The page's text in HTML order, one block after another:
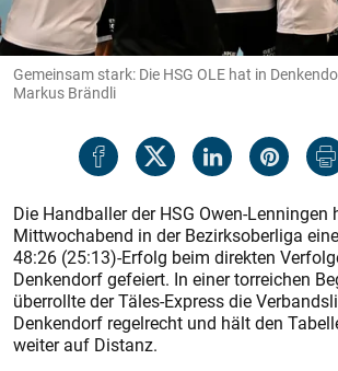
Gemeinsam stark: Die HSG OLE hat in
Markus Brändli
Die Handballer der HSG Owen-Lenningen
Mittwochabend in der Bezirksoberliga
48:26 (25:13)-Erfolg beim direkten
Denkendorf gefeiert. In einer torreichen
überrollte der Täles-Express die
Denkendorf regelrecht und hält den
weiter auf Distanz.